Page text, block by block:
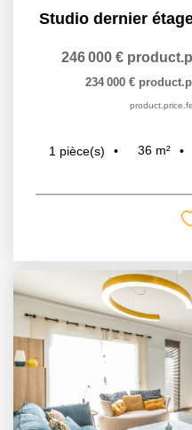
Studio dernier
246 000 €
234 000 €
1 pièce(s) 36 m²